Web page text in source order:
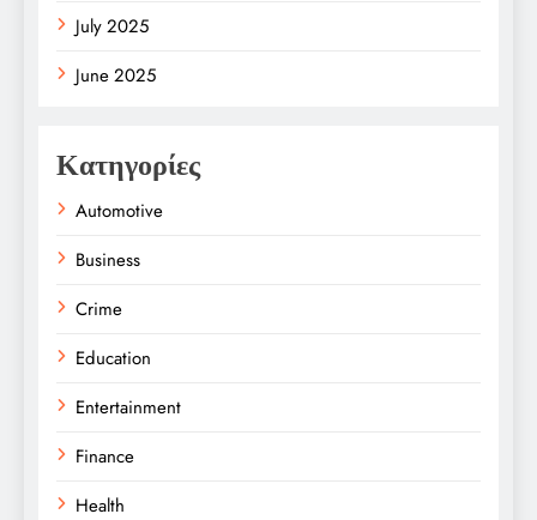
July 2025
June 2025
Κατηγορίες
Automotive
Business
Crime
Education
Entertainment
Finance
Health